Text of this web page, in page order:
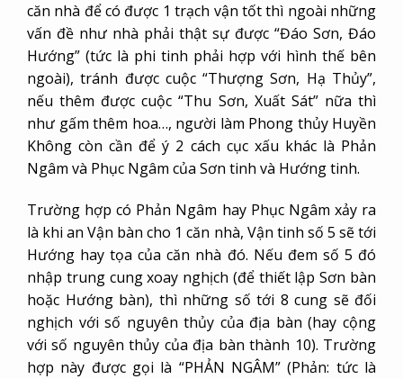
căn nhà để có được 1 trạch vận tốt thì ngoài những
vấn đề như nhà phải thật sự được “Đáo Sơn, Đáo
Hướng” (tức là phi tinh phải hợp với hình thế bên
ngoài), tránh được cuộc “Thượng Sơn, Hạ Thủy”,
nếu thêm được cuộc “Thu Sơn, Xuất Sát” nữa thì
như gấm thêm hoa…, người làm Phong thủy Huyền
Không còn cần để ý 2 cách cục xấu khác là Phản
Ngâm và Phục Ngâm của Sơn tinh và Hướng tinh.
Trường hợp có Phản Ngâm hay Phục Ngâm xảy ra
là khi an Vận bàn cho 1 căn nhà, Vận tinh số 5 sẽ tới
Hướng hay tọa của căn nhà đó. Nếu đem số 5 đó
nhập trung cung xoay nghịch (để thiết lập Sơn bàn
hoặc Hướng bàn), thì những số tới 8 cung sẽ đối
nghịch với số nguyên thủy của địa bàn (hay cộng
với số nguyên thủy của địa bàn thành 10). Trường
hợp này được gọi là “PHẢN NGÂM” (Phản: tức là